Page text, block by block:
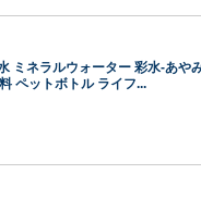
ミネラルウォーター 彩水-あや
ペットボトル ライフ...